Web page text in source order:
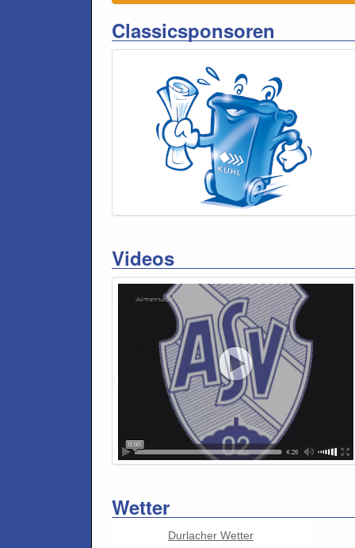
Classicsponsoren
Videos
Wetter
Durlacher Wetter